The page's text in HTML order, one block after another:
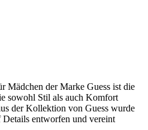
Mädchen der Marke Guess ist die
sowohl Stil als auch Komfort
der Kollektion von Guess wurde
entworfen und vereint